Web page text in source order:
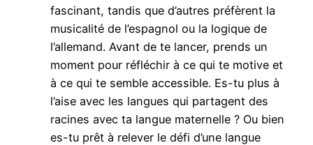
fascinant, tandis que d’autres préfèrent la
musicalité de l’espagnol ou la logique de
l’allemand. Avant de te lancer, prends un
moment pour réfléchir à ce qui te motive et
à ce qui te semble accessible. Es-tu plus à
l’aise avec les langues qui partagent des
racines avec ta langue maternelle ? Ou bien
es-tu prêt à relever le défi d’une langue